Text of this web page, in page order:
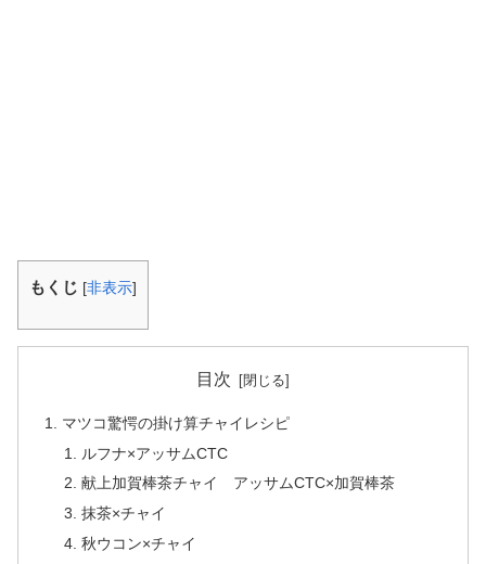
もくじ [非表示]
目次
マツコ驚愕の掛け算チャイレシピ
ルフナ×アッサムCTC
献上加賀棒茶チャイ アッサムCTC×加賀棒茶
抹茶×チャイ
秋ウコン×チャイ